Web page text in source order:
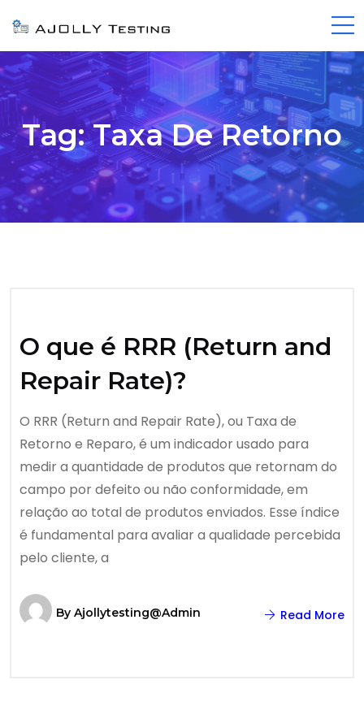
Tag:Taxa De Retorno
O que é RRR (Return and
Repair Rate)?
O RRR (Return and Repair Rate), ou Taxa de
Retorno e Reparo, é um indicador usado para
medir a quantidade de produtos que retornam do
campo por defeito ou não conformidade, em
relação ao total de produtos enviados. Esse índice
é fundamental para avaliar a qualidade percebida
pelo cliente, a
By Ajollytesting@admin Read More